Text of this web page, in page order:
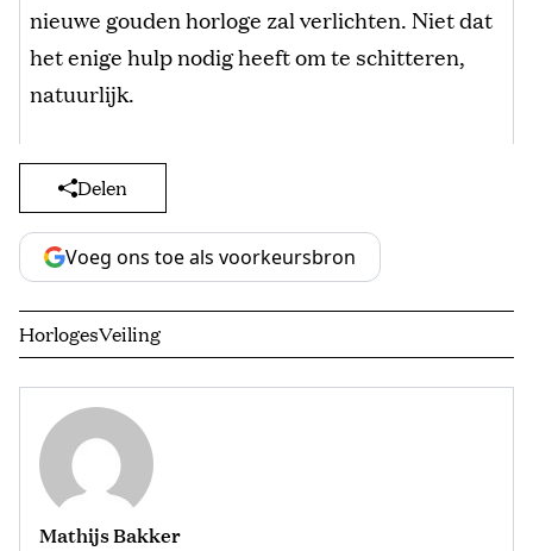
nieuwe gouden horloge zal verlichten. Niet dat
het enige hulp nodig heeft om te schitteren,
natuurlijk.
Delen
Voeg ons toe als voorkeursbron
HorlogesVeiling
Mathijs Bakker